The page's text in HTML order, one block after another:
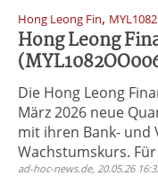
Hong Leong Fin,
Hong Leong
Die Hong Leong
März 2026 neue
mit ihren Bank- und
Wachstumskurs. Für
ad-hoc-news.de, 20.05.26